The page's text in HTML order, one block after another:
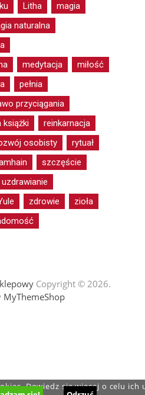
Litha
magia
naturalna
medytacja
miłość
pełnia
przyciągania
książki
reinkarnacja
osobisty
rytuał
szczęście
uzdrawianie
zdrowie
zioła
Copyright © 2026.
MyThemeShop
Dowiedz się więcej o celu